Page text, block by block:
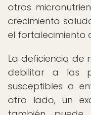
otros
crecimiento
el fortalecimiento
La deficiencia de
debilitar a las
susceptibles a
otro lado, un